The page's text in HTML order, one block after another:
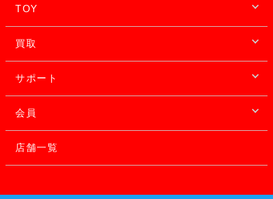
TOY
買取
サポート
会員
店舗一覧